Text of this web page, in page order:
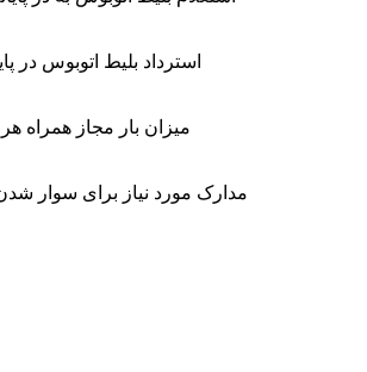
استرداد بلیط اتوبوس در
میزان بار مجاز همراه
مدارک مورد نیاز برای سوار